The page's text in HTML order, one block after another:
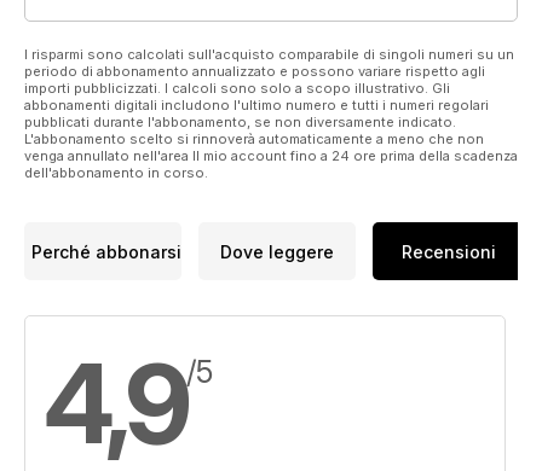
I risparmi sono calcolati sull'acquisto comparabile di singoli numeri su un
periodo di abbonamento annualizzato e possono variare rispetto agli
importi pubblicizzati. I calcoli sono solo a scopo illustrativo. Gli
abbonamenti digitali includono l'ultimo numero e tutti i numeri regolari
pubblicati durante l'abbonamento, se non diversamente indicato.
L'abbonamento scelto si rinnoverà automaticamente a meno che non
venga annullato nell'area Il mio account fino a 24 ore prima della scadenza
dell'abbonamento in corso.
Perché abbonarsi Dove leggere Recensioni
4,9/5